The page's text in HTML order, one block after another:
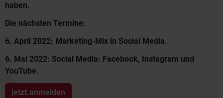
haben.
Die nächsten Termine:
6. April 2022: Marketing-Mix in Social Media.
6. Mai 2022: Social Media: Facebook, Instagram und
YouTube.
jetzt.anmelden